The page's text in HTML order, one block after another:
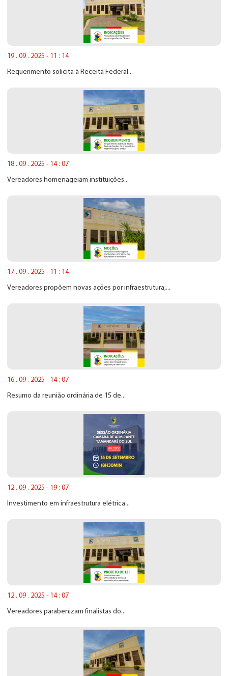
19 . 09 . 2025 - 11 : 14
Requerimento solicita à Receita Federal...
18 . 09 . 2025 - 14 : 07
Vereadores homenageiam instituições...
17 . 09 . 2025 - 11 : 14
Vereadores propõem novas ações por infraestrutura,...
16 . 09 . 2025 - 14 : 07
Resumo da reunião ordinária de 15 de...
12 . 09 . 2025 - 19 : 07
Investimento em infraestrutura elétrica...
12 . 09 . 2025 - 14 : 07
Vereadores parabenizam finalistas do...